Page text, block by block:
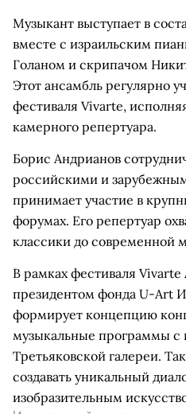
Музыкант выступает в
вместе с израильским
Голаном и скрипачом
Этот ансамбль регулярно
фестиваля Vivarte,
камерного репертуара.
Борис Андрианов
российскими и
принимает участие в
форумах. Его репертуар
классики до современной
В рамках фестиваля
президентом фонда U-Art
формирует концепцию
музыкальные программы с
Третьяковской галереи.
создавать уникальный
изобразительным